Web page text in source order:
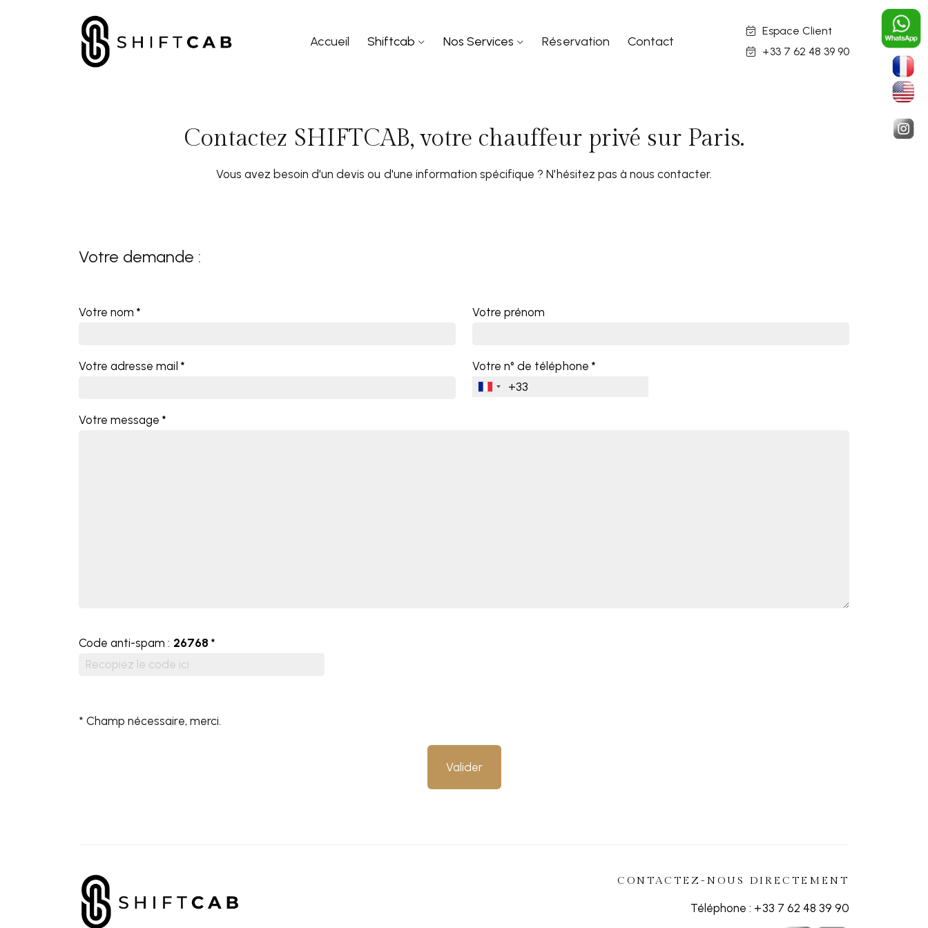
Accueil Shiftcab Nos Services Réservation Contact
Espace Client
+33 7 62 48 39 90
Contactez SHIFTCAB, votre chauffeur privé sur Paris.
Vous avez besoin d'un devis ou d'une information spécifique ? N'hésitez pas à nous contacter.
Votre demande :
Votre nom* Votre prénom
Votre adresse mail * Votre n° de téléphone *
Votre message*
Code anti-spam : 26768 *
* Champ nécessaire, merci.
CONTACTEZ-NOUS DIRECTEMENT
Téléphone : +33 7 62 48 39 90